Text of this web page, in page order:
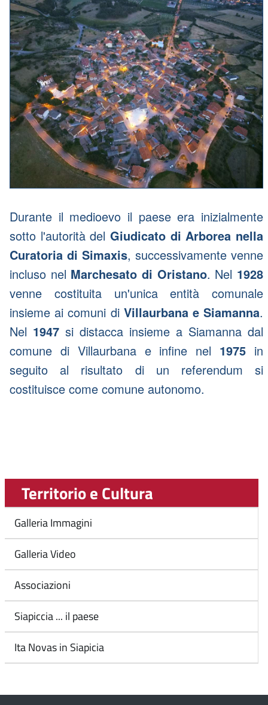
Durante il medioevo il paese era inizialmente
sotto l'autorità del Giudicato di Arborea nella
Curatoria di Simaxis, successivamente venne
incluso nel Marchesato di Oristano. Nel 1928
venne costituita un'unica entità comunale
insieme ai comuni di Villaurbana e Siamanna.
Nel 1947 si distacca insieme a Siamanna dal
comune di Villaurbana e infine nel 1975 in
seguito al risultato di un referendum si
costituisce come comune autonomo.
Territorio e Cultura
Galleria Immagini
Galleria Video
Associazioni
Siapiccia ... il paese
Ita Novas in Siapicia